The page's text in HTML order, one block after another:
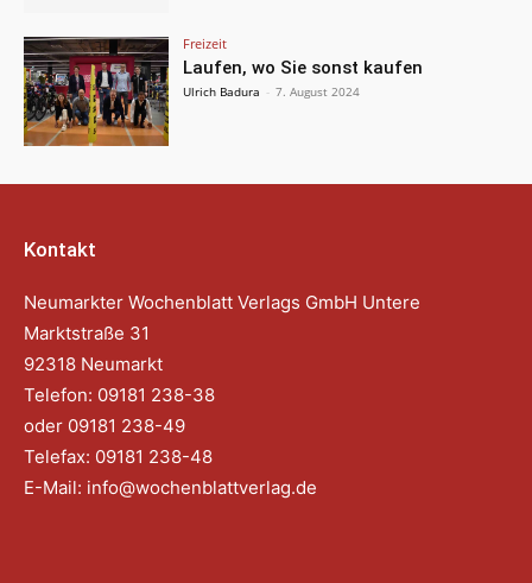
Freizeit
Laufen, wo Sie sonst kaufen
Ulrich Badura - 7. August 2024
Kontakt
Neumarkter Wochenblatt Verlags GmbH Untere
Marktstraße 31
92318 Neumarkt
Telefon: 09181 238-38
oder 09181 238-49
Telefax: 09181 238-48
E-Mail: info@wochenblattverlag.de